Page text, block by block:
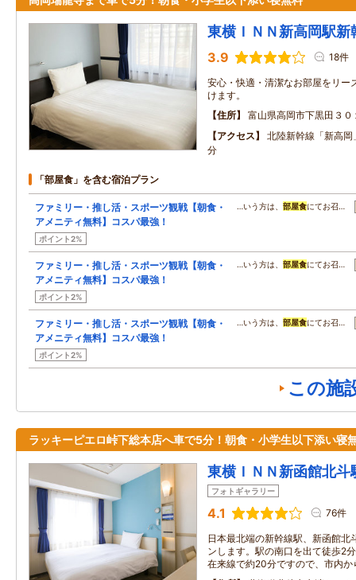
東横ＩＮＮ新高岡駅新
3.9 18件
安心・快適・清潔なお部屋をリー
けます。
住所
富山県高岡市下黒田３０
アクセス
北陸新幹線「新高
分
「部屋食」を含む宿泊プラン
ファミリー・推し活・スポーツ観戦【朝食・
アメニティ無料】コスパ最強！
ポイント2%
…いう方は、 部屋食にてお召…
ファミリー・推し活・スポーツ観戦【朝食・
アメニティ無料】コスパ最強！
ポイント2%
…いう方は、 部屋食にてお召…
ファミリー・推し活・スポーツ観戦【朝食・
アメニティ無料】コスパ最強！
ポイント2%
…いう方は、 部屋食にてお召…
この施
ラッキーピエロ峠下総本店へ車で5分！朝食・小学生以下添い寝
東横ＩＮＮ新函館北斗
フォトギャラリー
4.1 76件
日本最北端の新幹線駅、新函館北
ンします。駅の南口を出て徒歩2
在来線で約20分ですので、市内